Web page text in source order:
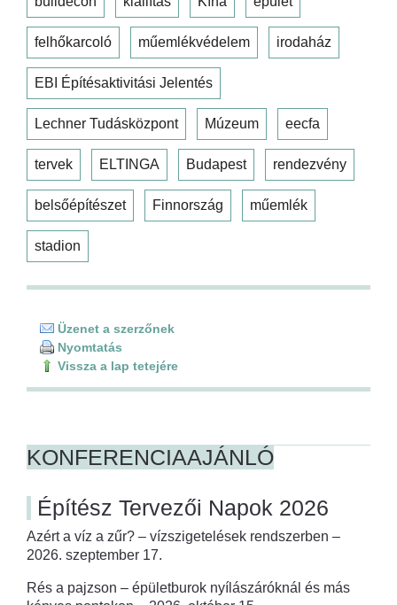
felhőkarcoló műemlékvédelem irodaház
EBI Építésaktivitási Jelentés
Lechner Tudásközpont Múzeum eecfa
tervek ELTINGA Budapest rendezvény
belsőépítészet Finnország műemlék
stadion
Üzenet a szerzőnek
Nyomtatás
Vissza a lap tetejére
KONFERENCIAAJÁNLÓ
Építész Tervezői Napok 2026
Azért a víz a zűr? – vízszigetelések rendszerben –
2026. szeptember 17.
Rés a pajzson – épületburok nyílászáróknál és más